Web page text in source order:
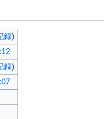
録)
録)